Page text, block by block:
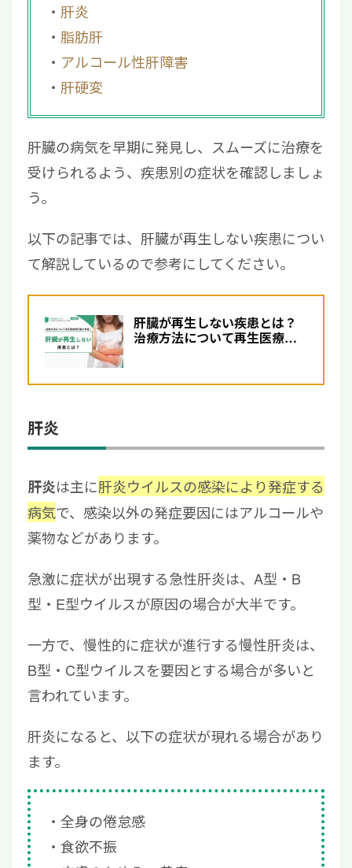
肝炎
脂肪肝
アルコール性肝障害
肝硬変
肝臓の病気を早期に発見し、スムーズに治療を
受けられるよう、疾患別の症状を確認しましょ
う。
以下の記事では、肝臓が再生しない疾患につい
て解説しているので参考にしてください。
肝臓が再生しない疾患とは？
治療方法について再生医療に
肝炎
肝炎は主に肝炎ウイルスの感染により発症する
病気で、感染以外の発症要因にはアルコールや
薬物などがあります。
急激に症状が出現する急性肝炎は、A型・B
型・E型ウイルスが原因の場合が大半です。
一方で、慢性的に症状が進行する慢性肝炎は、
B型・C型ウイルスを要因とする場合が多いと
言われています。
肝炎になると、以下の症状が現れる場合があり
ます。
全身の倦怠感
食欲不振